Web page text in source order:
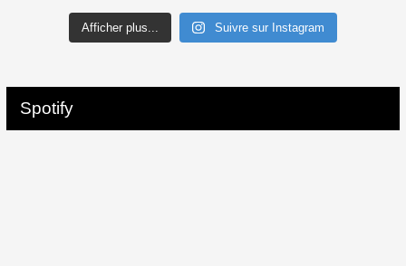
Afficher plus... Suivre sur Instagram
Spotify